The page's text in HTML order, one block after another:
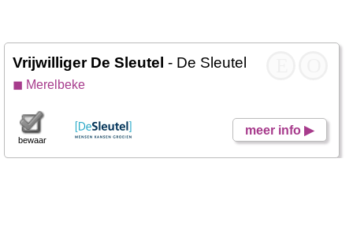
Vrijwilliger De Sleutel - De Sleutel
◼ Merelbeke
meer info ▶
bewaar